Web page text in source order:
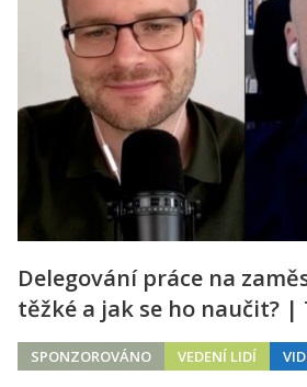
Delegování práce na
těžké a jak se ho naučit? |
SPONZOROVÁNO VEDENÍ LIDÍ